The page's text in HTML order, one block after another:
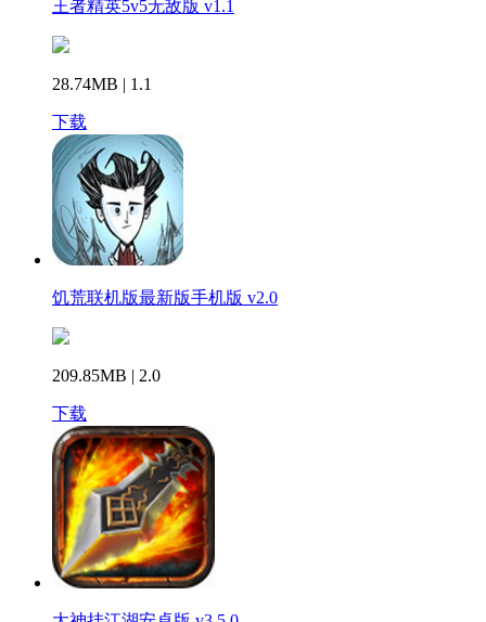
王者精英5v5无敌版 v1.1
28.74MB | 1.1
下载
饥荒联机版最新版手机版 v2.0
209.85MB | 2.0
下载